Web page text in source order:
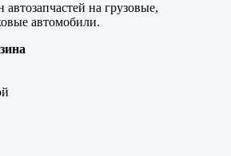
на грузовые,
автомобили.